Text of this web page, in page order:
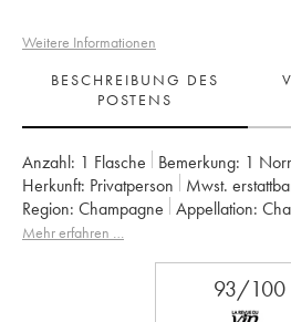
Weitere Informationen
BESCHREIBUNG DES
POSTENS
Anzahl: 1 Flasche Bemerkung: 1
Herkunft:
privatperson Mwst.
Region:
Champagne Appellation:
Klassifizierung:
Mehr erfahren …
93/100